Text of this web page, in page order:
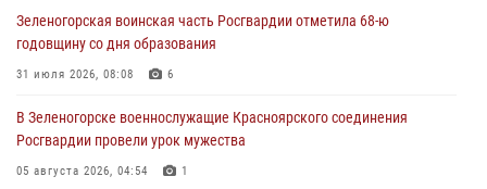
Росгвардии отметили день образования подразделения
03 августа 2026, 13:09
годовщину со дня образования
31 июля 2026, 08:08
Зеленогорская воинская часть Росгвардии отметила 68-ю
годовщину со дня образования
31 июля 2026, 08:08 6
В Зеленогорске военнослужащие Красноярского соединения
Росгвардии провели урок мужества
05 августа 2026, 04:54 1